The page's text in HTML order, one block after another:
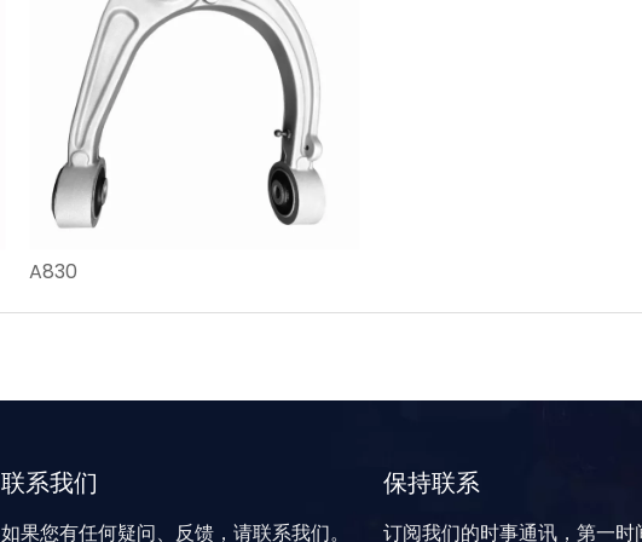
A830
联系我们
如果您有任何疑问、反馈，请联系我们。
保持联系
订阅我们的时事通讯，第一时